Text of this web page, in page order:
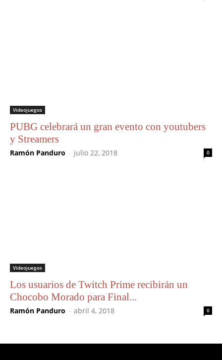
Videojuegos
PUBG celebrará un gran evento con youtubers
y Streamers
Ramón Panduro - julio 22, 2018 0
Videojuegos
Los usuarios de Twitch Prime recibirán un
Chocobo Morado para Final...
Ramón Panduro - abril 4, 2018 0